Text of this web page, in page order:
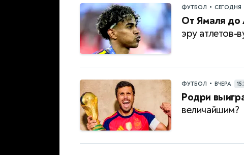
ФУТБОЛ • СЕГОДНЯ
От Ямаля до
эру атлетов-
ФУТБОЛ • ВЧЕРА
Родри
величайшим?